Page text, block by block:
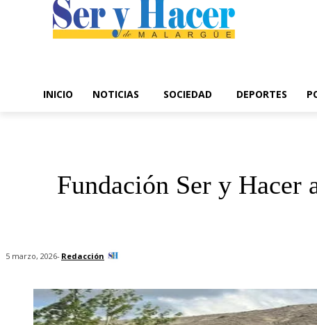
INICIO NOTICIAS SOCIEDAD DEPORTES
Fundación Ser y Hacer
5 marzo, 2026- Redacción